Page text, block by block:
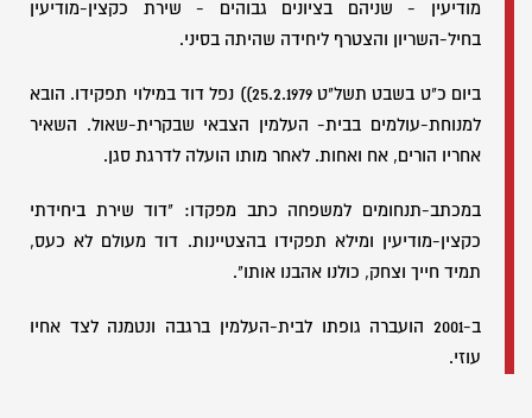
מודיעין - שניהם בציונים גבוהים - שירת כקצין-מודיעין
בחיל-השריון והצטרף ליחידה שהיתה בסיני.
ביום כ"ט בשבט תשל"ט 25.2.1979)) נפל דוד במילוי תפקידו. הובא
למנוחת-עולמים בבית- העלמין הצבאי שבקרית-שאול. השאיר
אחריו הורים, אח ואחות. לאחר מותו הועלה לדרגת סגן.
במכתב-תנחומים למשפחה כתב מפקדו: "דוד שירת ביחידתי
כקצין-מודיעין ומילא תפקידו בהצטיינות. דוד מעולם לא כעס,
תמיד חייך וצחק, כולנו אהבנו אותו".
ב-2001 הועברה גופתו לבית-העלמין ברגבה ונטמנה לצד אחיו
עוזי.